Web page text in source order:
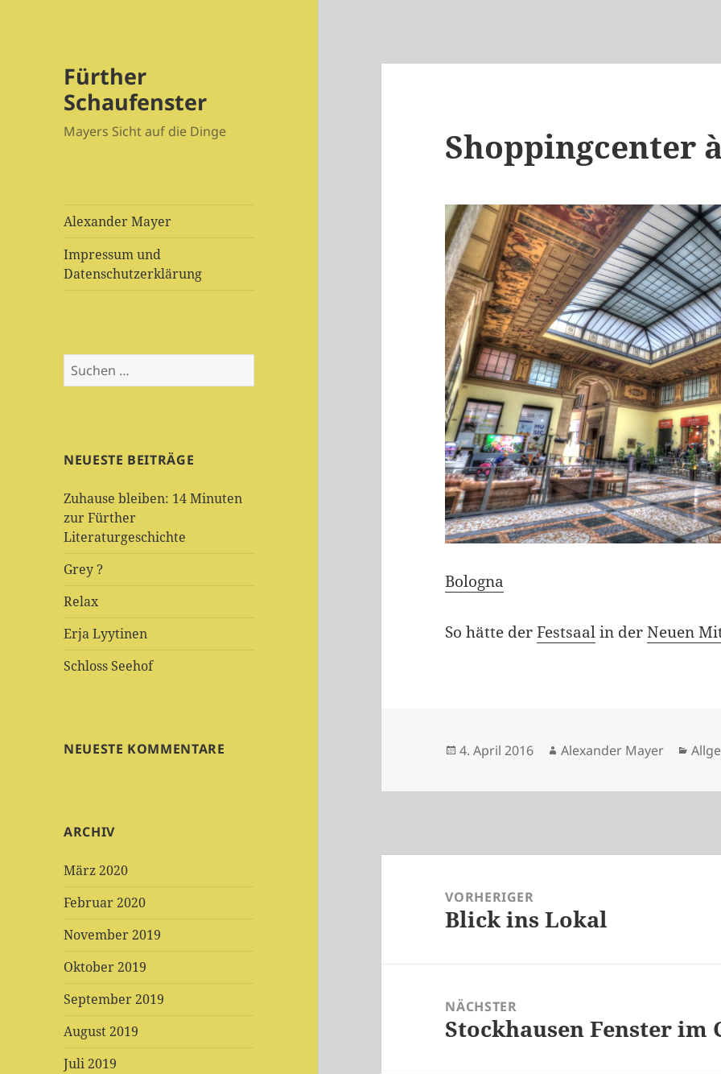
Fürther
Schaufenster
Mayers Sicht auf die Dinge
Alexander Mayer
Impressum und
Datenschutzerklärung
Suchen
nach:
NEUESTE BEITRÄGE
Zuhause bleiben: 14 Minuten
zur Fürther
Literaturgeschichte
Grey ?
Relax
Erja Lyytinen
Schloss Seehof
NEUESTE KOMMENTARE
ARCHIV
März 2020
Februar 2020
November 2019
Oktober 2019
September 2019
August 2019
Juli 2019
Shoppingcenter
Bologna
So hätte derFestsaalin derNeuen
Veröffentlicht
4. April 2016 Autor
Alexander Mayer
VORHERIGER
Vorheriger
Blick ins Lokal
NÄCHSTER
Nächster
Stockhausen Fenster im